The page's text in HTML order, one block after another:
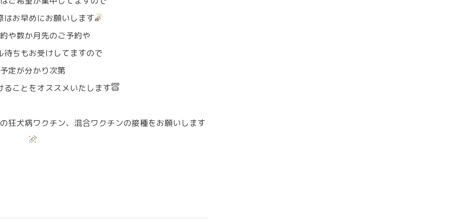
はお早めにお願いします
や数か月先のご予約や
待ちもお受けしてますので
予定が分かり次第
ることをオススメいたします
狂犬病ワクチン、混合ワクチンの接種をお願いします